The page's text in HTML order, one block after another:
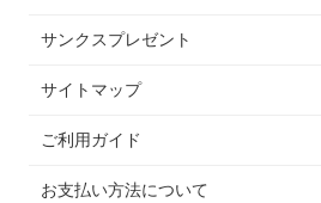
サンクスプレゼント
サイトマップ
ご利用ガイド
お支払い方法について